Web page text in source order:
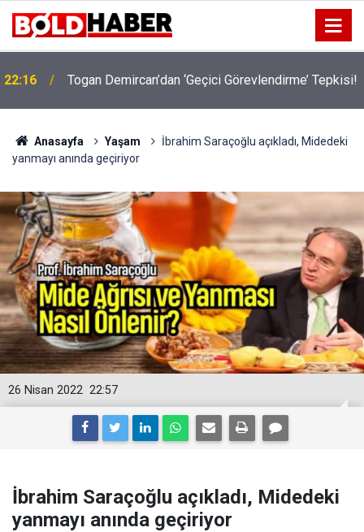
19:32 Sıcak Havalarda Ödem Şikayetini Hafife Almayın!
Anasayfa Yaşam
İbrahim Saraçoğlu açıkladı, Midedeki
yanmayı anında geçiriyor
22:57
26 Nisan 2022
İbrahim Saraçoğlu açıkladı, Midedeki
yanmayı anında geçiriyor